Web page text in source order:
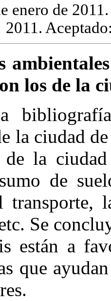
enero de
2011.
los de la
la ciudad
la ciudad
de
transporte,
Se
están a
que